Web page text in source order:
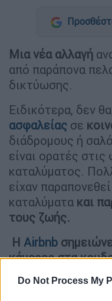
Do Not Process My
Μια νέα αλλαγή
από παράπονα
δικτύωσης.
Ειδικότερα, δεν
ασφαλείας σε
διάδρομους ή
είναι ορατές
καταλύματος.
είχαν
καταλύματα και
τους ζωής.
Η Airbnb
κάμερες στα
ανίχνευσης ήχου-
των καταλυμάτων.